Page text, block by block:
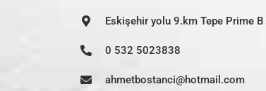
Eskişehir yolu 9.km Tepe Prime
0 532 5023838
ahmetbostanci@hotmail.com